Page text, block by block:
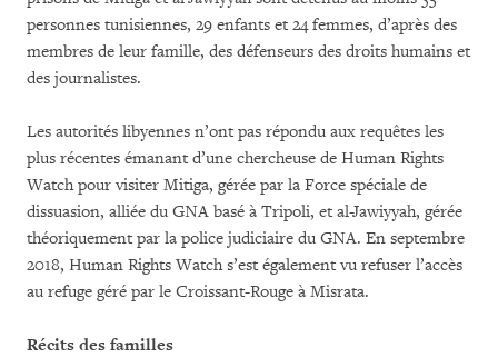
personnes tunisiennes, 29 enfants et 24 femmes, d’après des
membres de leur famille, des défenseurs des droits humains et
des journalistes.
Les autorités libyennes n’ont pas répondu aux requêtes les
plus récentes émanant d’une chercheuse de Human Rights
Watch pour visiter Mitiga, gérée par la Force spéciale de
dissuasion, alliée du GNA basé à Tripoli, et al-Jawiyyah, gérée
théoriquement par la police judiciaire du GNA. En septembre
2018, Human Rights Watch s’est également vu refuser l’accès
au refuge géré par le Croissant-Rouge à Misrata.
Récits des familles